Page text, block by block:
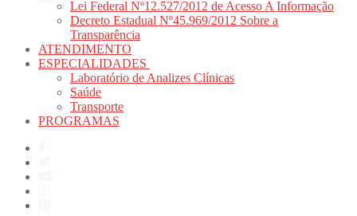
Lei Federal Nº12.527/2012 de Acesso A Informação
Decreto Estadual Nº45.969/2012 Sobre a
Transparência
ATENDIMENTO
ESPECIALIDADES
Laboratório de Analizes Clínicas
Saúde
Transporte
PROGRAMAS